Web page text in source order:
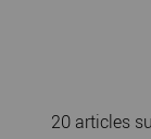
20 articles